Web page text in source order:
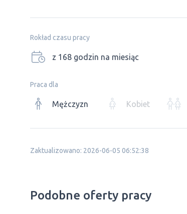
Rokład czasu pracy
z 168 godzin na miesiąc
Praca dla
Mężczyzn Kobiet
Zaktualizowano: 2026-06-05 06:52:38
Podobne oferty pracy